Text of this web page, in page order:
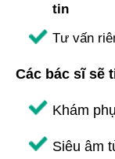
tin
Tư vấn
Các bác sĩ sẽ
Khám
Siêu âm